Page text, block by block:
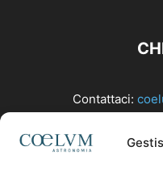
Contattaci: